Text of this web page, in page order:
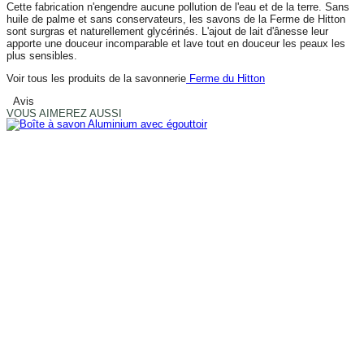
Cette fabrication n'engendre aucune pollution de l'eau et de la terre. Sans
huile de palme et sans conservateurs, les savons de la Ferme de Hitton
sont surgras et naturellement glycérinés. L'ajout de lait d'ânesse leur
apporte une douceur incomparable et lave tout en douceur les peaux les
plus sensibles.
Voir tous les produits de la savonnerie Ferme du Hitton
Avis
VOUS AIMEREZ AUSSI